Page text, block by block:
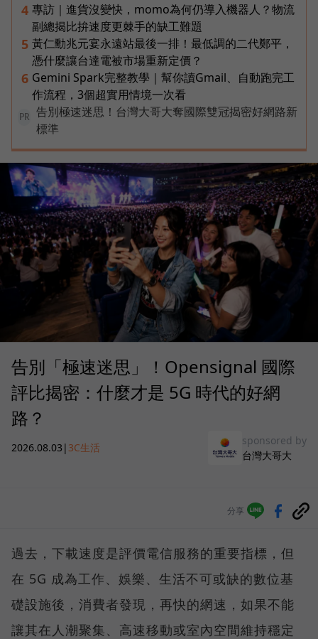
4 專訪｜進貨沒變快，momo為何仍導入機器人？物流
副總揭比拚速度更棘手的缺工難題
5 黃仁勳兆元宴永遠站最後一排！最低調的二代鄭平，
憑什麼讓台達電被市場重新定價？
6 Gemini Spark完整教學｜幫你讀Gmail、自動跑完工
作流程，3個超實用情境一次看
PR
告別極速迷思！台灣大哥大奪國際雙冠揭密好網路新
標準
告別「極速迷思」！Opensignal 國際
評比揭密：什麼才是 5G 時代的好網
路？
2026.08.03 | 3C生活
sponsored by
台灣大哥大
分享
過去，下載速度是評價電信服務的重要指標，但
在 5G 成為工作、娛樂、生活不可或缺的數位基
礎設施後，消費者發現，再快的網速，如果不能
讓其在人潮聚集、高速移動或室內空間維持穩定